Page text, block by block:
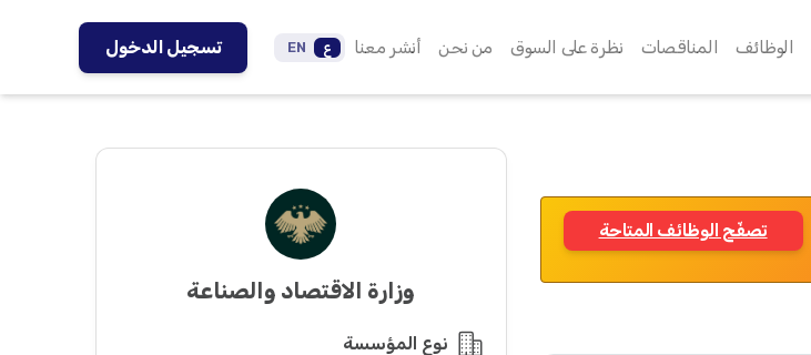
الوظائف المناقصات نظرة على السوق من نحن أنشر معنا ع EN تسجيل الدخول
تصفّح الوظائف المتاحة
وزارة الاقتصاد والصناعة
نوع المؤسسة